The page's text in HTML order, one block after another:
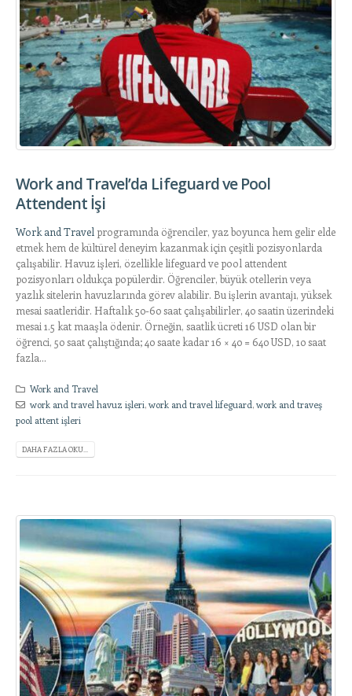
Work and Travel’da Lifeguard ve Pool
Attendent İşi
Work and Travel programında öğrenciler, yaz boyunca hem gelir elde
etmek hem de kültürel deneyim kazanmak için çeşitli pozisyonlarda
çalışabilir. Havuz işleri, özellikle lifeguard ve pool attendent
pozisyonları oldukça popülerdir. Öğrenciler, büyük otellerin veya
yazlık sitelerin havuzlarında görev alabilir. Bu işlerin avantajı, yüksek
mesai saatleridir. Haftalık 50-60 saat çalışabilirler, 40 saatin üzerindeki
mesai 1.5 kat maaşla ödenir. Örneğin, saatlik ücreti 16 USD olan bir
öğrenci, 50 saat çalıştığında; 40 saate kadar 16 × 40 = 640 USD, 10 saat
fazla...
Work and Travel
work and travel havuz işleri,work and travel lifeguard,work and traveş
pool attent işleri
DAHA FAZLA OKU...